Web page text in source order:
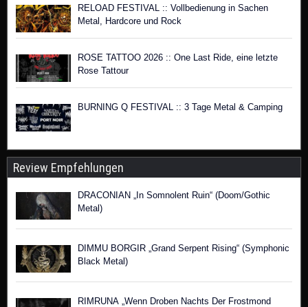
RELOAD FESTIVAL :: Vollbedienung in Sachen
Metal, Hardcore und Rock
ROSE TATTOO 2026 :: One Last Ride, eine letzte
Rose Tattour
BURNING Q FESTIVAL :: 3 Tage Metal & Camping
Review Empfehlungen
DRACONIAN „In Somnolent Ruin“ (Doom/Gothic
Metal)
DIMMU BORGIR „Grand Serpent Rising“ (Symphonic
Black Metal)
RIMRUNA „Wenn Droben Nachts Der Frostmond